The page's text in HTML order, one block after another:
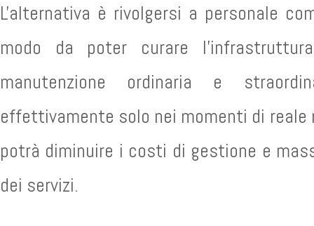
L'alternativa è rivolgersi a personale
modo da poter curare
manutenzione ordinaria e
effettivamente solo nei momenti di
potrà diminuire i costi di gestione e
dei servizi.